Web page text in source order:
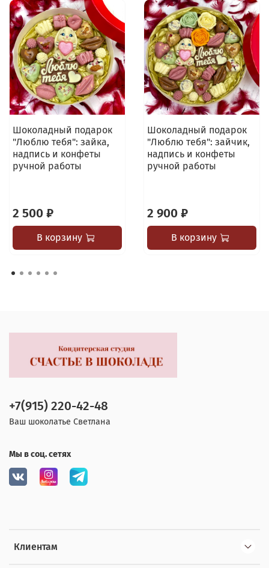
Шоколадный подарок
"Люблю тебя": зайка,
надпись и конфеты
ручной работы
2 500 ₽
В корзину
Шоколадный подарок
"Люблю тебя": зайчик,
надпись и конфеты
ручной работы
2 900 ₽
В корзину
Клиентам
+7(915) 220-42-48
Ваш шоколатье Светлана
Мы в соц. сетях